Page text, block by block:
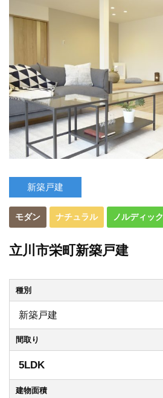
新築戸建
モダン ナチュラル ノルディック
立川市栄町新築戸建
種別
新築戸建
間取り
5LDK
建物面積